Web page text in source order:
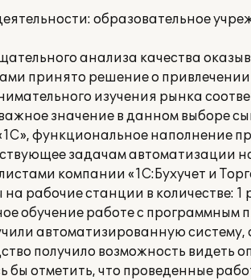
образовательное
анализа качества
принято решение о
изучения рынка
значение в данном выборе
функциональное наполнение
задачам автоматизации
компании «1С:Бухучет и
на рабочие станции в количестве:
обучение работе с программным
автоматизированную
получило возможность видеть
бы отметить, что проведенные